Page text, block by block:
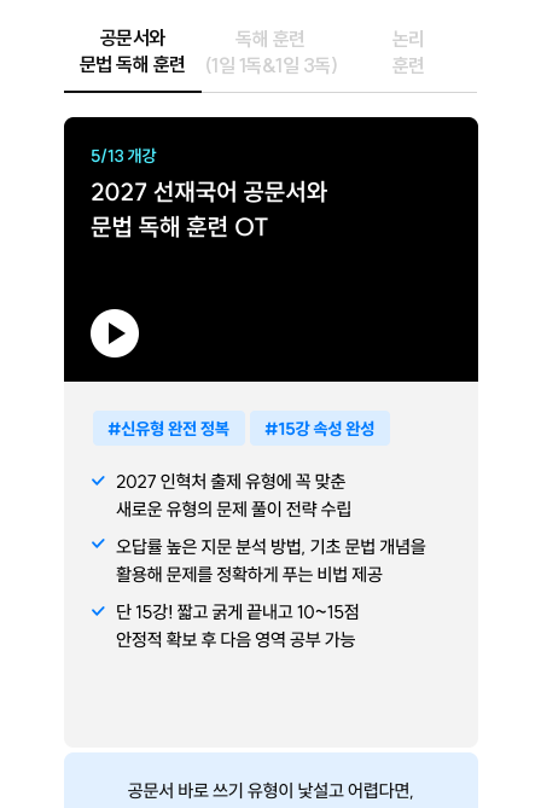
공문서와
문법 독해 훈련
독해 훈련
(1일 1독&1일 3독)
논리
훈련